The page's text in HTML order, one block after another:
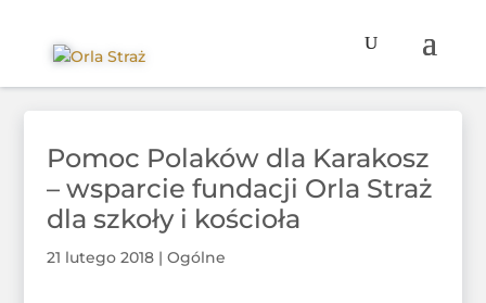
Pomoc Polaków dla Karakosz
– wsparcie fundacji Orla Straż
dla szkoły i kościoła
21 lutego 2018| Ogólne